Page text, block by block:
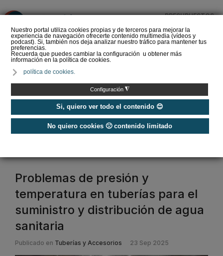
Nuestro portal utiliza cookies propias y de terceros para mejorar la
experiencia de navegación ofrecerte contenido multimedia (vídeos y
podcast). Si, también nos deja analizar nuestro tráfico para mantener tus
preferencias.
Recuerda que puedes cambiar la configuración u obtener más
información en la política de cookies.
política de cookies.
Configuración ◮
Si, quiero ver todo el contenido 😊
No quiero cookies 🙁 contenido limitado
PRESUPUESTOS
del Amperio (Episodio 3)
Etiquetas / válvula de control
Problemas de presión y
temperatura en tuberías para el
suministro y distribución de agua
sanitaria
Publicado en Tuberías y Accesorios 23 Sep 2025